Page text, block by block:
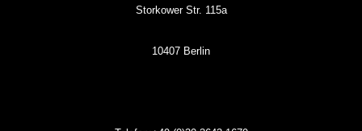
Storkower Str. 115a
10407 Berlin